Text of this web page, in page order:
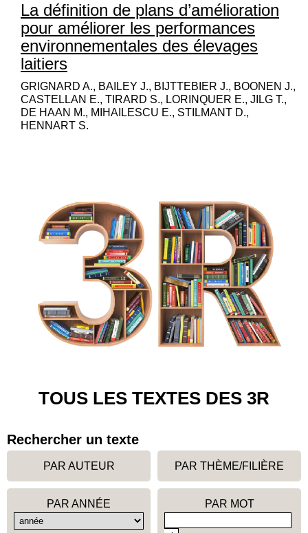
La définition de plans d’amélioration
pour améliorer les performances
environnementales des élevages
laitiers
GRIGNARD A., BAILEY J., BIJTTEBIER J., BOONEN J.,
CASTELLAN E., TIRARD S., LORINQUER E., JILG T.,
DE HAAN M., MIHAILESCU E., STILMANT D.,
HENNART S.
TOUS LES TEXTES DES 3R
Rechercher un texte
PAR AUTEUR PAR THÈME/FILIÈRE
PAR ANNÉE PAR MOT